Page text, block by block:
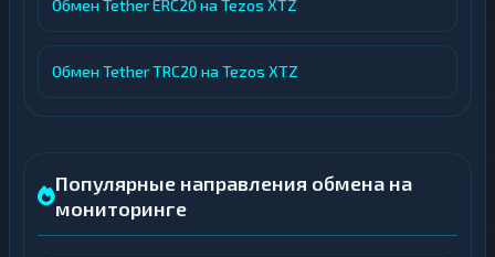
Обмен Tether ERC20 на Tezos XTZ
Обмен Tether TRC20 на Tezos XTZ
Популярные направления обмена на
мониторинге